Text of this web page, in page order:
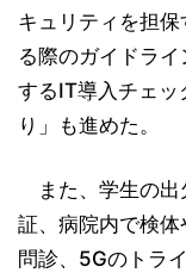
キュリティを担
る際のガイドラ
するIT導入チェッ
り」も進めた。
また、学生の出
証、病院内で検
問診、5Gのトラ